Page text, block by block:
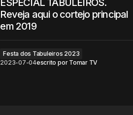
ESPECIAL TABULEIROS.
Reveja aqui o cortejo principal
em 2019
Festa dos Tabuleiros 2023
2023-07-04escrito por Tomar TV